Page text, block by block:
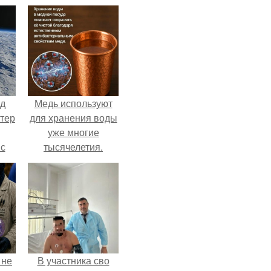
9.
Медь используют
для хранения воды
уже многие
тысячелетия.
В участника сво